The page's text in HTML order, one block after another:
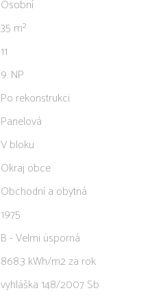
Osobní
35 m²
11
9. NP
Po rekonstrukci
Panelová
V bloku
Okraj obce
Obchodní a obytná
1975
B - Velmi úsporná
868.3 kWh/m2 za rok
vyhláška 148/2007 Sb